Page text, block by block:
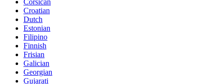
Corsican
Croatian
Dutch
Estonian
Filipino
Finnish
Frisian
Galician
Georgian
Gujarati